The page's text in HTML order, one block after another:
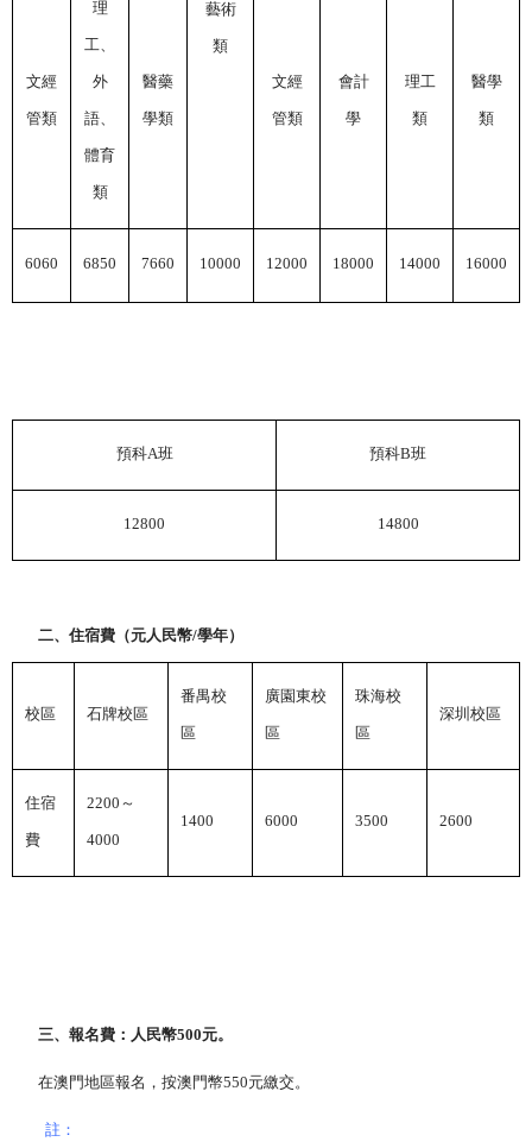
藝術
類
文經
管類
理
工、
外
語、
體育
類
醫藥
學類
文經
管類
會計
學
理工
類
醫學
類
6060 6850 7660 10000 12000 18000 14000 16000
預科A班 預科B班
12800 14800
二、住宿費（元人民幣/學年）
校區 石牌校區
番禺校
區
廣園東校
區
珠海校
區
深圳校區
住宿
費
2200 ～
4000
1400 6000 3500 2600
三、報名費：人民幣500元。
在澳門地區報名，按澳門幣550元繳交。
註：